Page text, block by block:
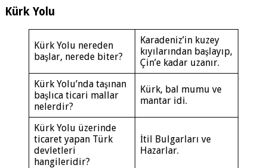
Kürk Yolu
Kürk Yolu nereden
başlar, nerede biter?
Karadeniz’in kuzey
kıyılarından başlayıp,
Çin’e kadar uzanır.
Kürk Yolu’nda taşınan
başlıca ticari mallar
nelerdir?
Kürk, bal mumu ve
mantar idi.
Kürk Yolu üzerinde
ticaret yapan Türk
devletleri
hangileridir?
İtil Bulgarları ve
Hazarlar.